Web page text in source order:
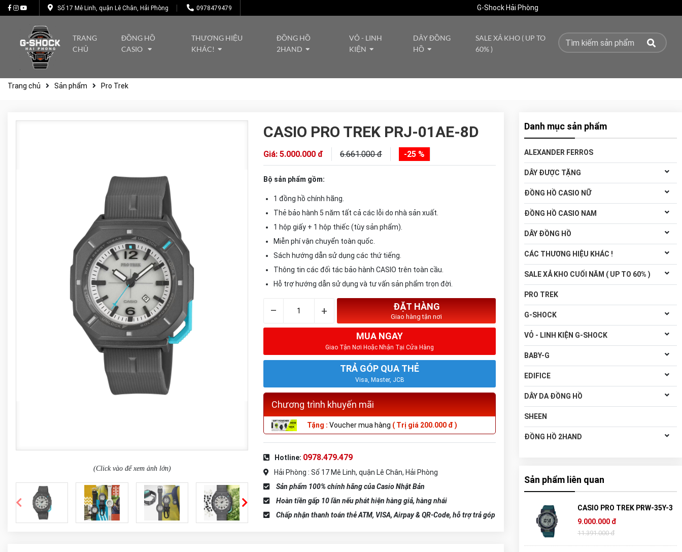
Số 17 Mê Linh, quận Lê Chân, Hải Phòng 0978479479 G-Shock Hải Phòng
TRANG
CHỦ
ĐỒNG HỒ
CASIO
THƯƠNG HIỆU
KHÁC!
ĐỒNG HỒ
2HAND
VỎ - LINH
KIỆN
DÂY ĐỒNG
HỒ
SALE XẢ KHO ( UP TO
60% )
Trang chủ Sản phẩm Pro Trek
(Click vào để xem ảnh lớn)
CASIO PRO TREK PRJ-01AE-8D
Giá: 5.000.000 đ 6.661.000 đ -25 %
Bộ sản phẩm gồm:
1 đồng hồ chính hãng.
Thẻ bảo hành 5 năm tất cả các lỗi do nhà sản xuất.
1 hộp giấy + 1 hộp thiếc (tùy sản phẩm).
Miễn phí vận chuyển toàn quốc.
Sách hướng dẫn sử dụng các thứ tiếng.
Thông tin các đối tác bảo hành CASIO trên toàn cầu.
Hỗ trợ hướng dẫn sử dụng và tư vấn sản phẩm trọn đời.
– + ĐẶT HÀNG
Giao hàng tận nơi
MUA NGAY
Giao Tận Nơi Hoặc Nhận Tại Cửa Hàng
TRẢ GÓP QUA THẺ
Visa, Master, JCB
Chương trình khuyến mãi
Tặng : Voucher mua hàng ( Trị giá 200.000 đ )
Hotline: 0978.479.479
Hải Phòng : Số 17 Mê Linh, quận Lê Chân, Hải Phòng
Sản phẩm 100% chính hãng của Casio Nhật Bản
Hoàn tiền gấp 10 lần nếu phát hiện hàng giả, hàng nhái
Chấp nhận thanh toán thẻ ATM, VISA, Airpay & QR-Code, hỗ trợ trả góp
Danh mục sản phẩm
ALEXANDER FERROS
DÂY ĐƯỢC TẶNG
ĐỒNG HỒ CASIO NỮ
ĐỒNG HỒ CASIO NAM
DÂY ĐỒNG HỒ
CÁC THƯƠNG HIỆU KHÁC !
SALE XẢ KHO CUỐI NĂM ( UP TO 60% )
PRO TREK
G-SHOCK
VỎ - LINH KIỆN G-SHOCK
BABY-G
EDIFICE
DÂY DA ĐỒNG HỒ
SHEEN
ĐỒNG HỒ 2HAND
Sản phẩm liên quan
CASIO PRO TREK PRW-35Y-3
9.000.000 đ
11.391.000 đ